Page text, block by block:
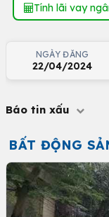
Tính lãi vay
NGÀY ĐĂNG
22/04/2024
Báo tin xấu
BẤT ĐỘNG